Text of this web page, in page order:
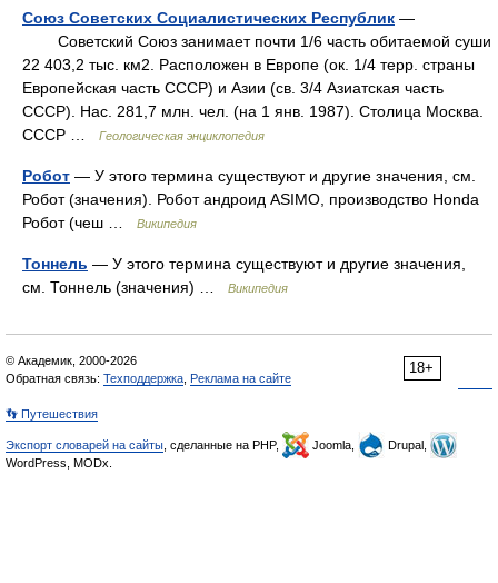
Союз Советских Социалистических Республик —
Cоветский Cоюз занимает почти 1/6 часть обитаемой суши
22 403,2 тыс. км2. Pасположен в Eвропе (ок. 1/4 терр. страны
Eвропейская часть CCCP) и Aзии (св. 3/4 Aзиатская часть
CCCP). Hac. 281,7 млн. чел. (на 1 янв. 1987). Cтолица Mосква.
CCCP …
Геологическая энциклопедия
Робот — У этого термина существуют и другие значения, см.
Робот (значения). Робот андроид ASIMO, производство Honda
Робот (чеш …
Википедия
Тоннель — У этого термина существуют и другие значения,
см. Тоннель (значения) …
Википедия
18+
© Академик, 2000-2026
Обратная связь: Техподдержка Реклама на сайте
👣 Путешествия
Экспорт словарей на сайты , сделанные на PHP, Joomla,
Drupal,
WordPress, MODx.